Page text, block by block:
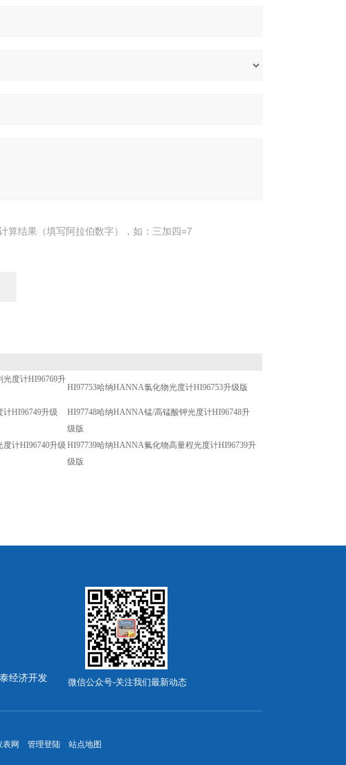
算结果（填写阿拉伯数字），如：三加四=7
度计HI96769升
HI97753哈纳HANNA氯化物光度计HI96753升级版
HI96749升级
HI97748哈纳HANNA锰/高锰酸钾光度计HI96748升
级版
计HI96740升级 HI97739哈纳HANNA氟化物高量程光度计HI96739升
级版
经济开发
微信公众号-关注我们最新动态
表网 管理登陆 站点地图